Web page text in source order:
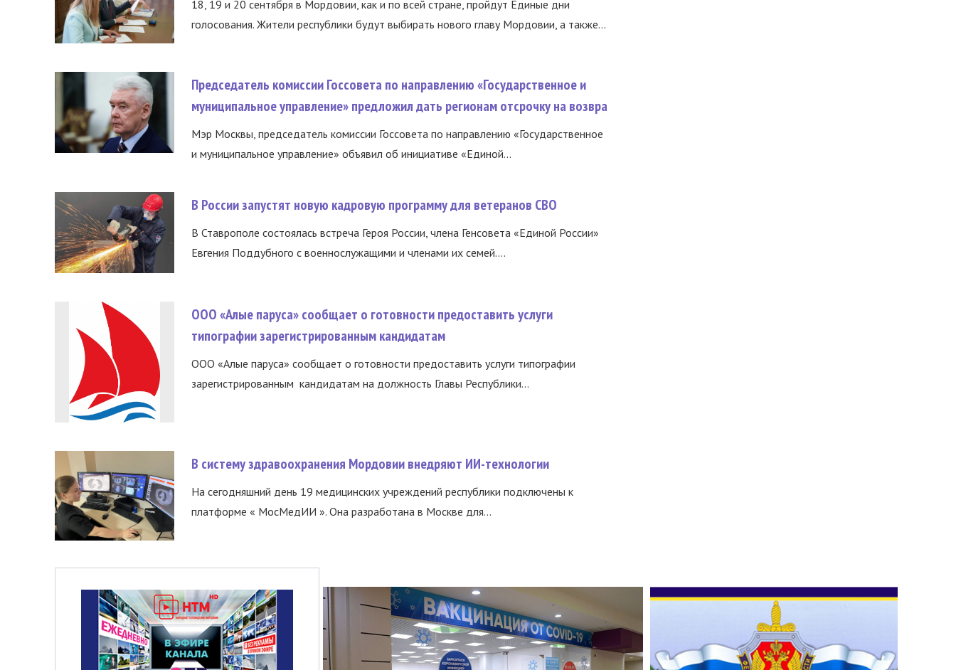
18, 19 и 20 сентября в Мордовии, как и по всей стране, пройдут Единые дни
голосования. Жители республики будут выбирать нового главу Мордовии, а также...
Председатель комиссии Госсовета по направлению «Государственное и
муниципальное управление» предложил дать регионам отсрочку на возвра
Мэр Москвы, председатель комиссии Госсовета по направлению «Государственное
и муниципальное управление» объявил об инициативе «Единой...
В России запустят новую кадровую программу для ветеранов СВО
В Ставрополе состоялась встреча Героя России, члена Генсовета «Единой России»
Евгения Поддубного с военнослужащими и членами их семей....
ООО «Алые паруса» сообщает о готовности предоставить услуги
типографии зарегистрированным кандидатам
ООО «Алые паруса» сообщает о готовности предоставить услуги типографии
зарегистрированным кандидатам на должность Главы Республики...
В систему здравоохранения Мордовии внедряют ИИ-технологии
На сегодняшний день 19 медицинских учреждений республики подключены к
платформе « МосМедИИ ». Она разработана в Москве для...